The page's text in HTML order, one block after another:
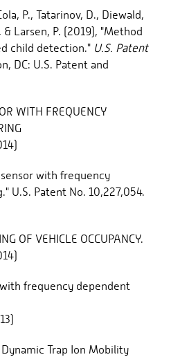
P., Tatarinov, D., Diewald,
& Larsen, P. (2019), "Method
child detection." U.S. Patent
DC: U.S. Patent and
WITH FREQUENCY
with frequency
U.S. Patent No. 10,227,054.
OF VEHICLE OCCUPANCY.
frequency dependent
Trap Ion Mobility